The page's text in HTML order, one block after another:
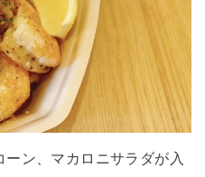
ン、マカロニサラダが入